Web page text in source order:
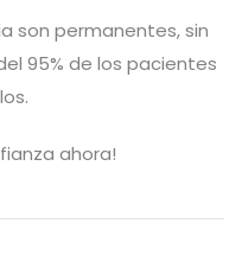
son permanentes, sin
95% de los pacientes
ahora!